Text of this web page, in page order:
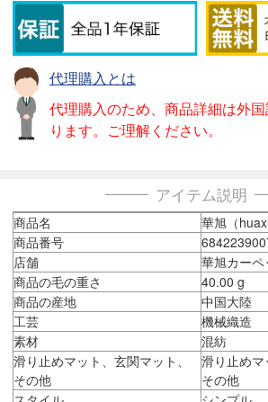
代理購入とは
代理購入のため、商品詳細は外
ります。ご理解ください。
アイテム説明
商品名
華旭（
商品番号
店舗
華旭カー
商品の毛の重さ
40.00 g
商品の産地
中国大陸
工芸
機械織造
素材
混紡
滑り止めマット、玄関マット、
その他
滑り止めマ
その他